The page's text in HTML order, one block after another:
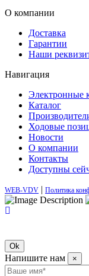
О компании
Доставка
Гарантии
Наши
Навигация
Электронные
Каталог
Ходовые
Новости
О компании
Контакты
Доступны
WEB-VDV | Политика
Ok
Напишите нам ×